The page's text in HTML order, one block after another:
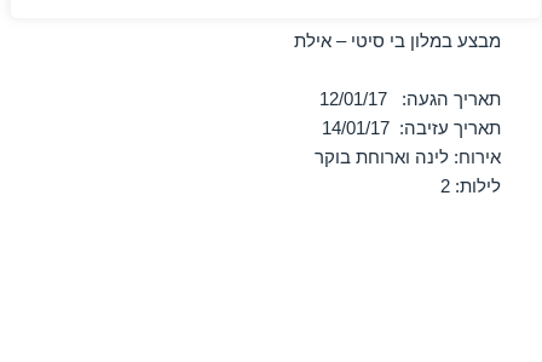
מבצע במלון בי סיטי – אילת
תאריך הגעה: 12/01/17
תאריך עזיבה: 14/01/17
אירוח: לינה וארוחת בוקר
לילות: 2